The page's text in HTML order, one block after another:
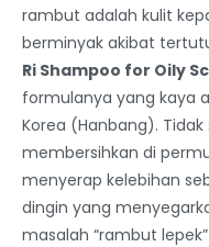
rambut adalah kulit
berminyak akibat
Ri Shampoo for Oily
formulanya yang kaya
Korea (Hanbang).
membersihkan di
menyerap kelebihan
dingin yang
masalah “rambut